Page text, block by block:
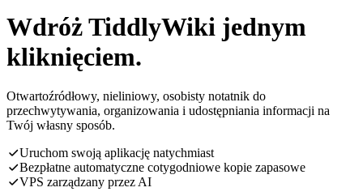
Wdróż TiddlyWiki jednym
kliknięciem.
Otwartoźródłowy, nieliniowy, osobisty notatnik do
przechwytywania, organizowania i udostępniania informacji na
Twój własny sposób.
Uruchom swoją aplikację natychmiast
Bezpłatne automatyczne cotygodniowe kopie zapasowe
VPS zarządzany przez AI